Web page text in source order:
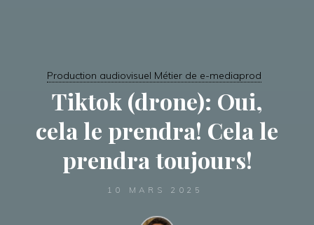
Production audiovisuel Métier de e-mediaprod
Tiktok (drone): Oui,
cela le prendra! Cela le
prendra toujours!
10 MARS 2025